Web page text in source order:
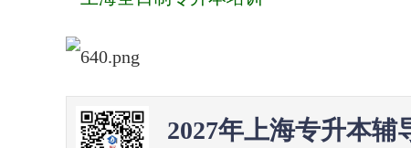
2027年上海专升本辅